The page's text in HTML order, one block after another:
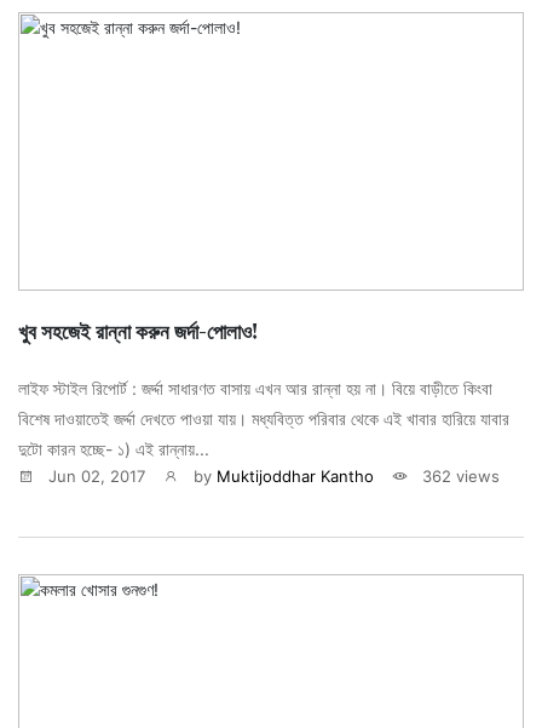
খুব সহজেই রান্না করুন জর্দা-পোলাও!
লাইফ স্টাইল রিপোর্ট : জর্দ্দা সাধারণত বাসায় এখন আর রান্না হয় না। বিয়ে বাড়ীতে কিংবা
বিশেষ দাওয়াতেই জর্দ্দা দেখতে পাওয়া যায়। মধ্যবিত্ত পরিবার থেকে এই খাবার হারিয়ে যাবার
দুটো কারন হচ্ছে- ১) এই রান্নায়...
Jun 02, 2017 by Muktijoddhar Kantho 362 views